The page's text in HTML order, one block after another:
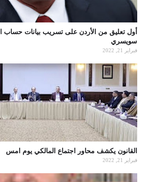
أول تعليق من الأردن على تسريب بيانات حساب
سويسري
فبراير 21, 2022
القانون يكشف محاور اجتماع المالكي يوم امس
فبراير 21, 2022